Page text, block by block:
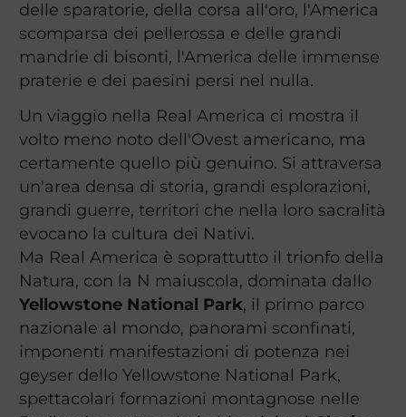
delle sparatorie, della corsa all'oro, l'America
scomparsa dei pellerossa e delle grandi
mandrie di bisonti, l'America delle immense
praterie e dei paesini persi nel nulla.
Un viaggio nella Real America ci mostra il
volto meno noto dell'Ovest americano, ma
certamente quello più genuino. Si attraversa
un'area densa di storia, grandi esplorazioni,
grandi guerre, territori che nella loro sacralità
evocano la cultura dei Nativi.
Ma Real America è soprattutto il trionfo della
Natura, con la N maiuscola, dominata dallo
Yellowstone National Park, il primo parco
nazionale al mondo, panorami sconfinati,
imponenti manifestazioni di potenza nei
geyser dello Yellowstone National Park,
spettacolari formazioni montagnose nelle